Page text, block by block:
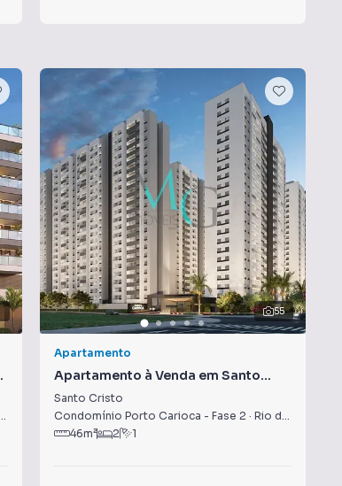
55
Apartamento
Apartamento à Venda em Santo
Cristo
Santo Cristo
Condomínio Porto Carioca - Fase 2 · Rio de Janeiro
46m² 2 1